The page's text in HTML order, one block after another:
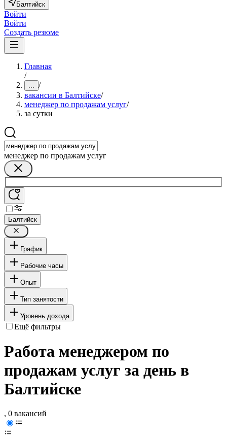
Балтийск
Войти
Войти
Создать резюме
Главная
/
... /
вакансии в Балтийске/
менеджер по продажам услуг/
за сутки
менеджер по продажам услуг
Балтийск
График
Рабочие часы
Опыт
Тип занятости
Уровень дохода
Ещё фильтры
Работа менеджером по
продажам услуг за день в
Балтийске
, 0 вакансий